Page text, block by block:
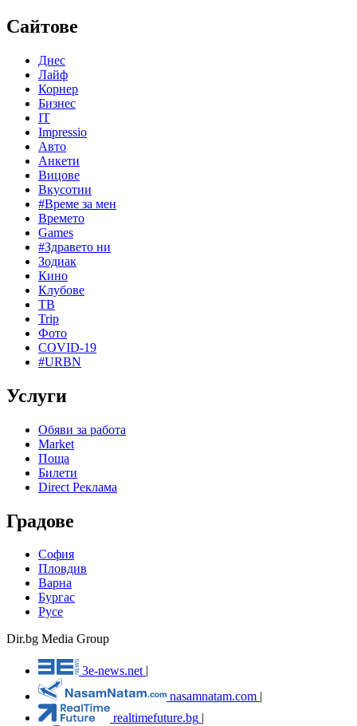
Сайтове
Днес
Лайф
Корнер
Бизнес
IT
Impressio
Авто
Анкети
Вицове
Вкусотии
#Време за мен
Времето
Games
#Здравето ни
Зодиак
Кино
Клубове
ТВ
Trip
Фото
COVID-19
#URBN
Услуги
Обяви за работа
Market
Поща
Билети
Direct Реклама
Градове
София
Пловдив
Варна
Бургас
Русе
Dir.bg Media Group
3e-news.net
nasamnatam.com |
realtimefuture.bg |